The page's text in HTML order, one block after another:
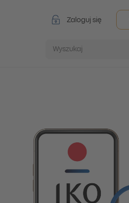
Zaloguj się
Wyszukaj